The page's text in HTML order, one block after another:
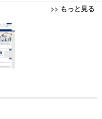
>> もっと見る
ア 椅子 テレワーク 疲れな
スト コンパクト 約105度ロッ
度回転 座面昇降 強化ナイロ
ッシュ 在宅ワーク H-WY01
ない ブラック
ミアムモニター | FlexScan
UHD・USB Type-C・ホワ
ットシーツ 薄型 レギュラー 1
イト 300枚
収面:ライトブルー)